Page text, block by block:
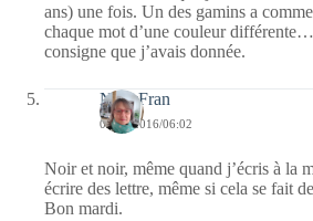
ans) une fois. Un des gamins a
chaque mot d’une couleur différente…
consigne que j’avais donnée.
NanyFran
09/08/2016/06:02
Noir et noir, même quand j’écris à la
écrire des lettre, même si cela se fait
Bon mardi.